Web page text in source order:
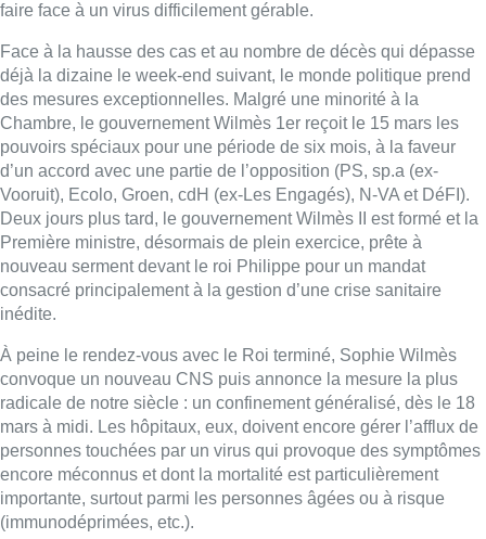
faire face à un virus difficilement gérable.
Face à la hausse des cas et au nombre de décès qui dépasse
déjà la dizaine le week-end suivant, le monde politique prend
des mesures exceptionnelles. Malgré une minorité à la
Chambre, le gouvernement Wilmès 1er reçoit le 15 mars les
pouvoirs spéciaux pour une période de six mois, à la faveur
d’un accord avec une partie de l’opposition (PS, sp.a (ex-
Vooruit), Ecolo, Groen, cdH (ex-Les Engagés), N-VA et DéFI).
Deux jours plus tard, le gouvernement Wilmès II est formé et la
Première ministre, désormais de plein exercice, prête à
nouveau serment devant le roi Philippe pour un mandat
consacré principalement à la gestion d’une crise sanitaire
inédite.
À peine le rendez-vous avec le Roi terminé, Sophie Wilmès
convoque un nouveau CNS puis annonce la mesure la plus
radicale de notre siècle : un confinement généralisé, dès le 18
mars à midi. Les hôpitaux, eux, doivent encore gérer l’afflux de
personnes touchées par un virus qui provoque des symptômes
encore méconnus et dont la mortalité est particulièrement
importante, surtout parmi les personnes âgées ou à risque
(immunodéprimées, etc.).